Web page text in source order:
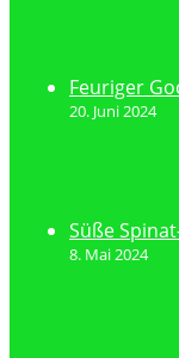
Feuriger
20. Juni 2024
Süße
8. Mai 2024